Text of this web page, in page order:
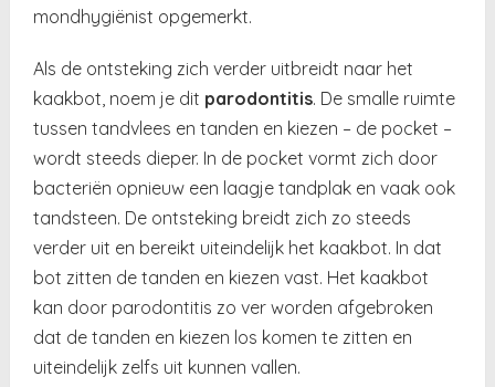
mondhygiënist opgemerkt.
Als de ontsteking zich verder uitbreidt naar het
kaakbot, noem je dit parodontitis. De smalle ruimte
tussen tandvlees en tanden en kiezen – de pocket –
wordt steeds dieper. In de pocket vormt zich door
bacteriën opnieuw een laagje tandplak en vaak ook
tandsteen. De ontsteking breidt zich zo steeds
verder uit en bereikt uiteindelijk het kaakbot. In dat
bot zitten de tanden en kiezen vast. Het kaakbot
kan door parodontitis zo ver worden afgebroken
dat de tanden en kiezen los komen te zitten en
uiteindelijk zelfs uit kunnen vallen.